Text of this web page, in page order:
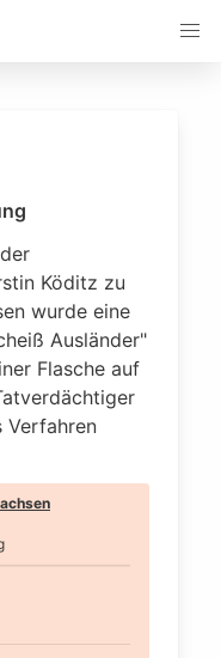
Köditz zu
wurde eine
Ausländer"
Flasche auf
Verfahren